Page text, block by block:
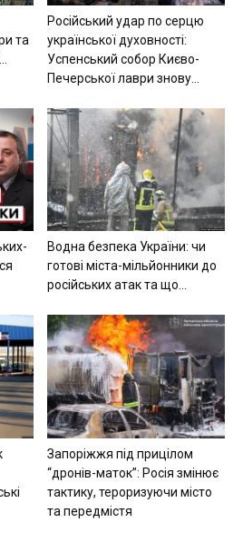
та
Російський удар по серцю
української духовності:
Успенський собор Києво-
Печерської лаври знову...
Водна безпека України: чи
готові міста-мільйонники до
російських атак та що...
Запоріжжя під прицілом
“дронів-маток”: Росія змінює
тактику, тероризуючи місто
та передмістя